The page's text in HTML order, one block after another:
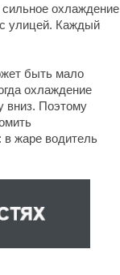
охлаждение
с улицей. Каждый
быть мало
охлаждение
вниз. Поэтому
в жаре водитель